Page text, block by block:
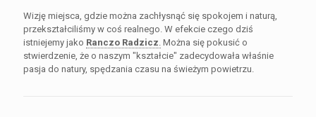
Wizję miejsca, gdzie można zachłysnąć się spokojem i naturą,
przekształciliśmy w coś realnego. W efekcie czego dziś
istniejemy jako Ranczo Radzicz. Można się pokusić o
stwierdzenie, że o naszym "kształcie" zadecydowała właśnie
pasja do natury, spędzania czasu na świeżym powietrzu.